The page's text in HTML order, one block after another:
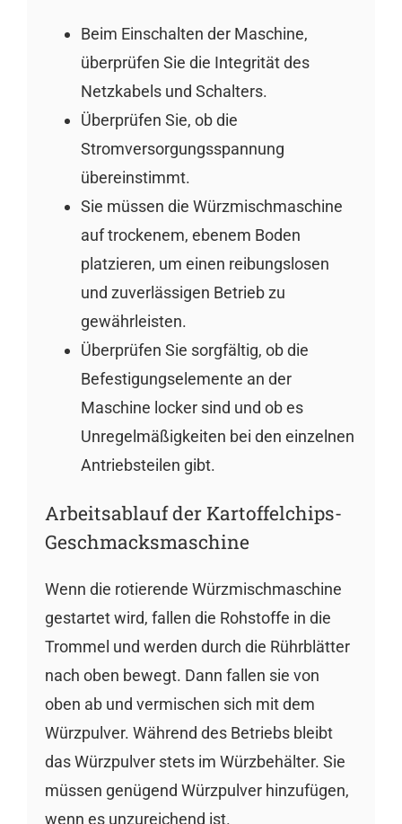
Beim Einschalten der Maschine,
überprüfen Sie die Integrität des
Netzkabels und Schalters.
Überprüfen Sie, ob die
Stromversorgungsspannung
übereinstimmt.
Sie müssen die Würzmischmaschine
auf trockenem, ebenem Boden
platzieren, um einen reibungslosen
und zuverlässigen Betrieb zu
gewährleisten.
Überprüfen Sie sorgfältig, ob die
Befestigungselemente an der
Maschine locker sind und ob es
Unregelmäßigkeiten bei den einzelnen
Antriebsteilen gibt.
Arbeitsablauf der Kartoffelchips-
Geschmacksmaschine
Wenn die rotierende Würzmischmaschine
gestartet wird, fallen die Rohstoffe in die
Trommel und werden durch die Rührblätter
nach oben bewegt. Dann fallen sie von
oben ab und vermischen sich mit dem
Würzpulver. Während des Betriebs bleibt
das Würzpulver stets im Würzbehälter. Sie
müssen genügend Würzpulver hinzufügen,
wenn es unzureichend ist.